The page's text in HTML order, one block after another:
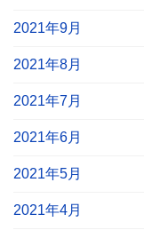
2021年9月
2021年8月
2021年7月
2021年6月
2021年5月
2021年4月